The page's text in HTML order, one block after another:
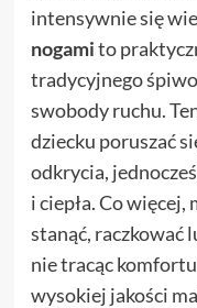
intensywnie się
nogamito
tradycyjnego
swobody ruchu.
dziecku poruszać
odkrycia,
i ciepła. Co
stanąć, raczkować
nie tracąc
wysokiej jakości